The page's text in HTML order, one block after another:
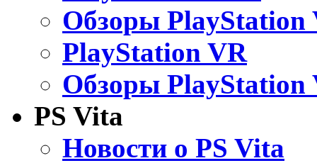
Обзоры PlayStation
PlayStation VR
Обзоры PlayStation
PS Vita
Новости о PS Vita